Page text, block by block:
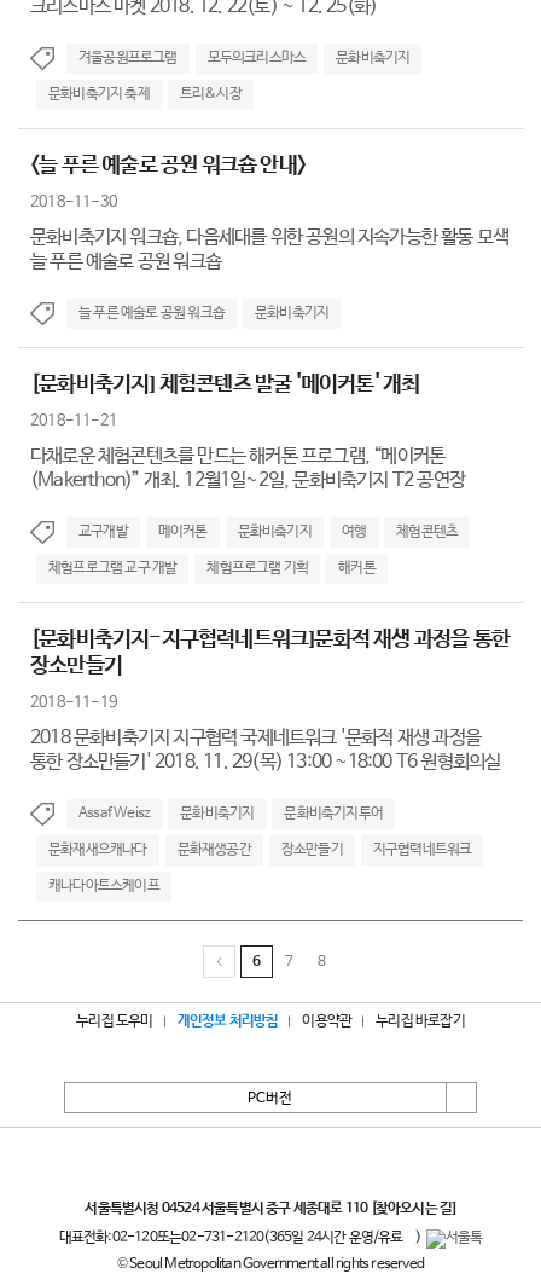
크리스마스 마켓 2018. 12. 22(토) ~ 12. 25(화)
겨울공원프로그램 모두의크리스마스 문화비축기지
문화비축기지 축제 트리&시장
<늘 푸른 예술로 공원 워크숍 안내>
2018-11-30
문화비축기지 워크숍, 다음세대를 위한 공원의 지속가능한 활동 모색
늘 푸른 예술로 공원 워크숍
늘 푸른 예술로 공원 워크숍 문화비축기지
[문화비축기지] 체험콘텐츠 발굴 '메이커톤' 개최
2018-11-21
다채로운 체험콘텐츠를 만드는 해커톤 프로그램, “메이커톤
(Makerthon)” 개최. 12월1일~2일, 문화비축기지 T2 공연장
교구개발 메이커톤 문화비축기지 여행 체험콘텐츠
체험프로그램 교구 개발 체험프로그램 기획 해커톤
[문화비축기지-지구협력네트워크]문화적 재생 과정을 통한
장소만들기
2018-11-19
2018 문화비축기지 지구협력 국제네트워크 '문화적 재생 과정을
통한 장소만들기' 2018. 11. 29(목) 13:00 ~18:00 T6 원형회의실
Assaf Weisz 문화비축기지 문화비축기지투어
문화재새으캐나다 문화재생공간 장소만들기 지구협력네트워크
캐나다아트스케이프
6 7 8
누리집 도우미 개인정보 처리방침 이용약관 누리집 바로잡기
PC버전
서울특별시청 04524 서울특별시 중구 세종대로 110 [찾아오시는 길]
대표전화:02-120또는02-731-2120(365일 24시간 운영/유료
)
© Seoul Metropolitan Government all rights reserved